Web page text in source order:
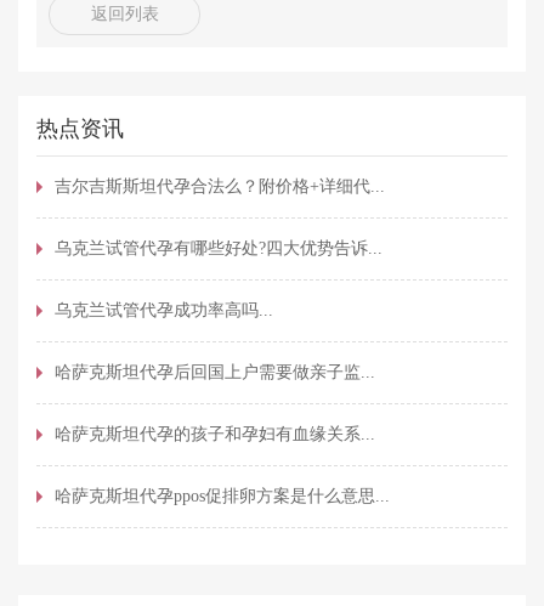
返回列表
热点资讯
吉尔吉斯斯坦代孕合法么？附价格+详细代...
乌克兰试管代孕有哪些好处?四大优势告诉...
乌克兰试管代孕成功率高吗...
哈萨克斯坦代孕后回国上户需要做亲子监...
哈萨克斯坦代孕的孩子和孕妇有血缘关系...
哈萨克斯坦代孕ppos促排卵方案是什么意思...